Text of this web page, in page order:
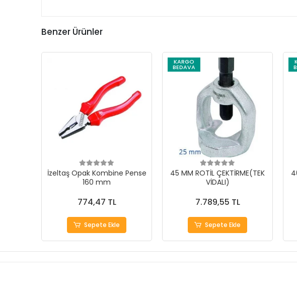
Benzer Ürünler
İzeltaş Opak Kombine Pense
160 mm
774,47 TL
Sepete Ekle
KARGO
BEDAVA
45 MM ROTİL ÇEKTİRME(TEK
VİDALI)
7.789,55 TL
Sepete Ekle